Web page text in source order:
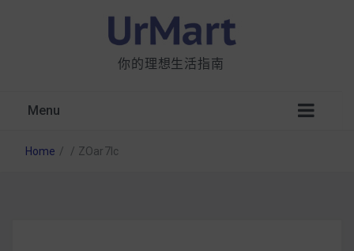
你的理想生活指南
Menu
Home / / ZOar7Ic